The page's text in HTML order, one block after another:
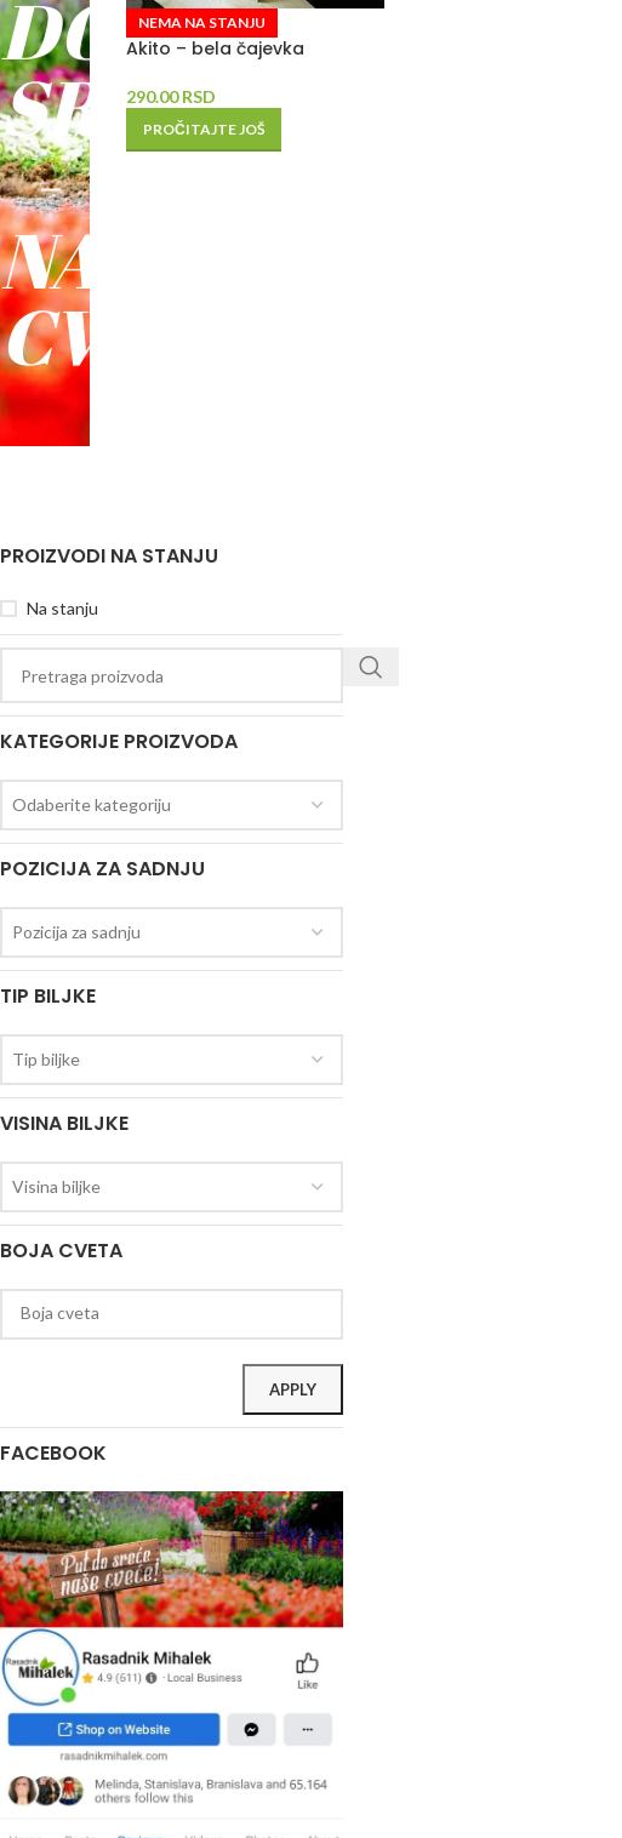
DO
SREĆE
-
NAŠE
CVEĆE
NEMA NA STANJU
Akito – bela čajevka
290.00RSD
PROČITAJTE JOŠ
PROIZVODI NA STANJU
Na stanju
KATEGORIJE PROIZVODA
Odaberite kategoriju
POZICIJA ZA SADNJU
Pozicija za sadnju
TIP BILJKE
Tip biljke
VISINA BILJKE
Visina biljke
BOJA CVETA
APPLY
FACEBOOK